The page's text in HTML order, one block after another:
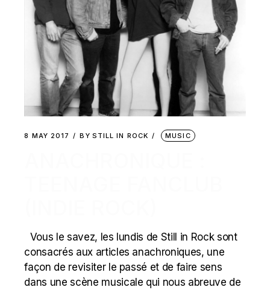
8 MAY 2017 BY STILL IN ROCK MUSIC
Vous le savez, les lundis de Still in Rock sont
consacrés aux articles anachroniques, une
façon de revisiter le passé et de faire sens
dans une scène musicale qui nous abreuve de